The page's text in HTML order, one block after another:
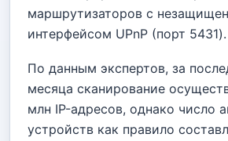
маршрутизаторов с
интерфейсом UPnP (порт 5431).
По данным экспертов, за
месяца сканирование
млн IP-адресов, однако число
устройств как правило